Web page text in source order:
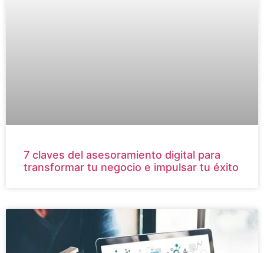
7 claves del asesoramiento digital para
transformar tu negocio e impulsar tu éxito